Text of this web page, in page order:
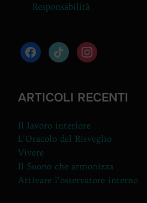
Responsabilità
facebooktiktok instagram
ARTICOLI RECENTI
Il lavoro interiore
L’Oracolo del Risveglio
Vivere
Il Suono che armonizza
Attivare l’osservatore interno